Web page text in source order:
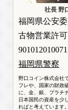
社長 野
福岡県公安
古物営業許可
901012010071
福岡県警察
野口コイン株式会社
フレや、国家の財政
に、金、銀、プラチ
日本国民の資産を少
ればと考えています。